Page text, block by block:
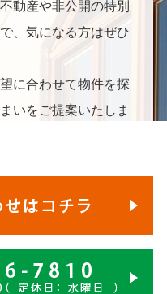
動産や非公開の特別
、気になる方はぜひ
に合わせて物件を探
いをご提案いたしま